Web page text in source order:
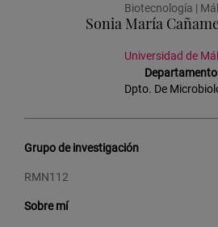
Biotecnología |
Sonia María
Universidad de
Departamento
Dpto. De
Grupo de investigación
RMN112
Sobre mí